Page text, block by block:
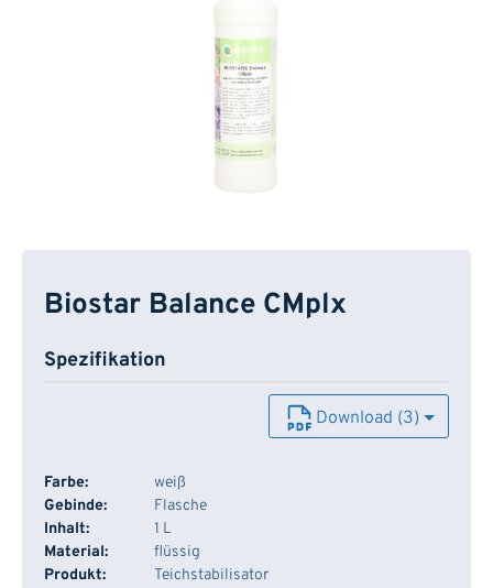
Biostar Balance CMplx
Spezifikation
Download (3)
Farbe:
weiß
Gebinde:
Flasche
Inhalt:
1 L
Material:
flüssig
Produkt:
Teichstabilisator